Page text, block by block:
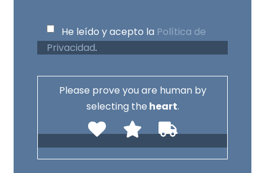
He leído y acepto la Política de
Privacidad.
Please prove you are human by
selecting the heart.